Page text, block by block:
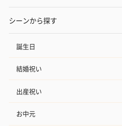
シーンから探す
誕生日
結婚祝い
出産祝い
お中元